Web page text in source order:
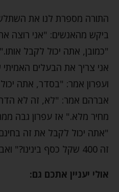
התורה מספרת לנו את
ביקש מהאנשים: "אני רוצה
"כמובן, אתה יכול לקבל
אני צריך את הבעלים האמיתי
ועפרון אמר: "בסדר, אתה יכול
אברהם אמר: "לא, זה לא הדרך
מחיר מלא." אז עפרון גבה
"אתה יכול לקבל את זה
זה 400 שקל כסף בינינו?" ואברהם אבינו רכש את המקום.
אולי יעניין אתכם גם: